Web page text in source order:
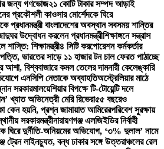
জন্য গণভোজ২১ কোটি টাকার সম্পদ আড়াই
প্রকৌশলী কাওসার মোর্শেদকে ঘিরে
প্রধানমন্ত্রী বাংলাদেশের অবস্থান সবসময় শান্তির
উদ্বোধন করলেন প্রধানমন্ত্রীশিক্ষাঙ্গনে সন্ত্রাস
শিক্ষামন্ত্রী৪ সিটি করপোরেশন কর্মকর্তার
ভারতের সাড়ে ১১ হাজার টন চাল ফেরত পাঠাচ্ছে
আশা, বিশ্ববাজারে কমল তেলের দামনারী কেলেঙ্কারি
এনসিপি নেতাকে অব্যাহতিঅস্ট্রেলিয়ার মাঠে
সরকারমালয়েশিয়ার বিপক্ষে টি-টোয়েন্টি দলে
খ্যাত অভিনেত্রী মেরি রিভেরা৫৫ বছরেও
কেন হয়নি, প্রশ্ন জামায়াত আমিরেরপরিবেশ সুরক্ষায়
সরকারমন্ত্রীনারায়ণগঞ্জ এলজিইডির নির্বাহী
ঘিরে দুর্নীতি-অনিয়মের অভিযোগ, ‘৩% দুলাল’ নামে
ট্রেন লাইনচ্যুত, বন্ধ ঢাকার সঙ্গে উত্তরাঞ্চলের রেল